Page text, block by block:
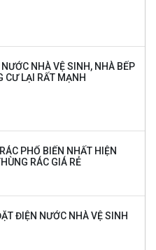
NHÀ VỆ SINH, NHÀ BẾP
CƯ LẠI RẤT MẠNH
PHỔ BIẾN NHẤT HIỆN
RÁC GIÁ RẺ
ĐIỆN NƯỚC NHÀ VỆ SINH